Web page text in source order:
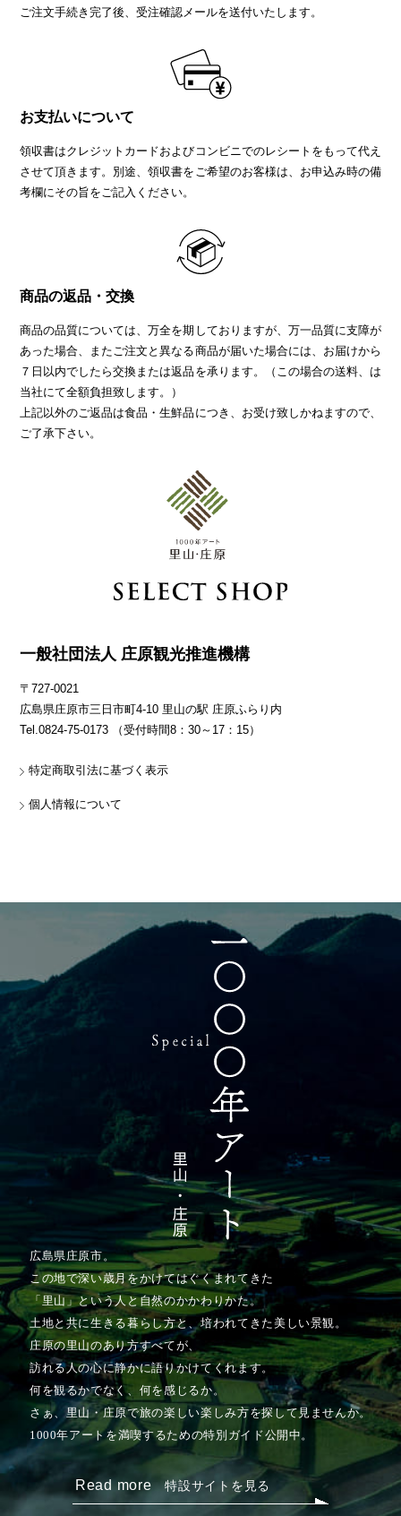
ご注文手続き完了後、受注確認メールを送付いたします。
お支払いについて
領収書はクレジットカードおよびコンビニでのレシートをもって代え
させて頂きます。別途、領収書をご希望のお客様は、お申込み時の備
考欄にその旨をご記入ください。
商品の返品・交換
商品の品質については、万全を期しておりますが、万一品質に支障が
あった場合、またご注文と異なる商品が届いた場合には、お届けから
７日以内でしたら交換または返品を承ります。（この場合の送料、は
当社にて全額負担致します。）
上記以外のご返品は食品・生鮮品につき、お受け致しかねますので、
ご了承下さい。
一般社団法人 庄原観光推進機構
〒727-0021
広島県庄原市三日市町4-10 里山の駅 庄原ふらり内
Tel.0824-75-0173 （受付時間8：30～17：15）
特定商取引法に基づく表示
個人情報について
広島県庄原市。
この地で深い歳月をかけてはぐくまれてきた
「里山」という人と自然のかかわりかた。
土地と共に生きる暮らし方と、培われてきた美しい景観。
庄原の里山のあり方すべてが、
訪れる人の心に静かに語りかけてくれます。
何を観るかでなく、何を感じるか。
さぁ、里山・庄原で旅の楽しい楽しみ方を探して見ませんか。
1000年アートを満喫するための特別ガイド公開中。
Read more 特設サイトを見る